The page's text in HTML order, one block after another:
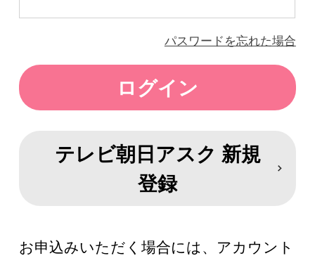
パスワードを忘れた場合
テレビ朝日アスク 新規
登録
お申込みいただく場合には、アカウント